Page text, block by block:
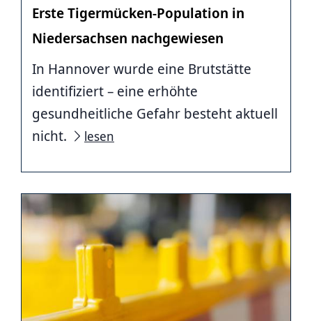
Erste Tigermücken-Population in
Niedersachsen nachgewiesen
In Hannover wurde eine Brutstätte
identifiziert – eine erhöhte
gesundheitliche Gefahr besteht aktuell
nicht.
lesen